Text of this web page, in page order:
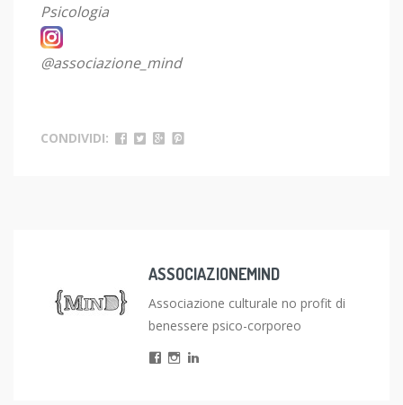
Psicologia
@associazione_mind
CONDIVIDI:
ASSOCIAZIONEMIND
Associazione culturale no profit di
benessere psico-corporeo